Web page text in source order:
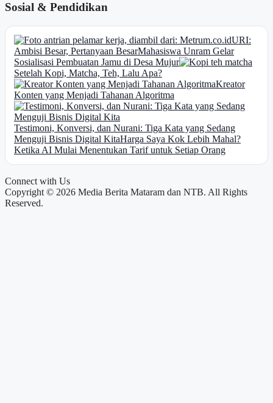
Sosial & Pendidikan
URI:
Ambisi Besar, Pertanyaan BesarMahasiswa Unram Gelar
Sosialisasi Pembuatan Jamu di Desa Mujur
Setelah Kopi, Matcha, Teh, Lalu Apa?
Kreator
Konten yang Menjadi Tahanan Algoritma
Testimoni, Konversi, dan Nurani: Tiga Kata yang Sedang
Menguji Bisnis Digital KitaHarga Saya Kok Lebih Mahal?
Ketika AI Mulai Menentukan Tarif untuk Setiap Orang
Connect with Us
Copyright © 2026 Media Berita Mataram dan NTB. All Rights
Reserved.